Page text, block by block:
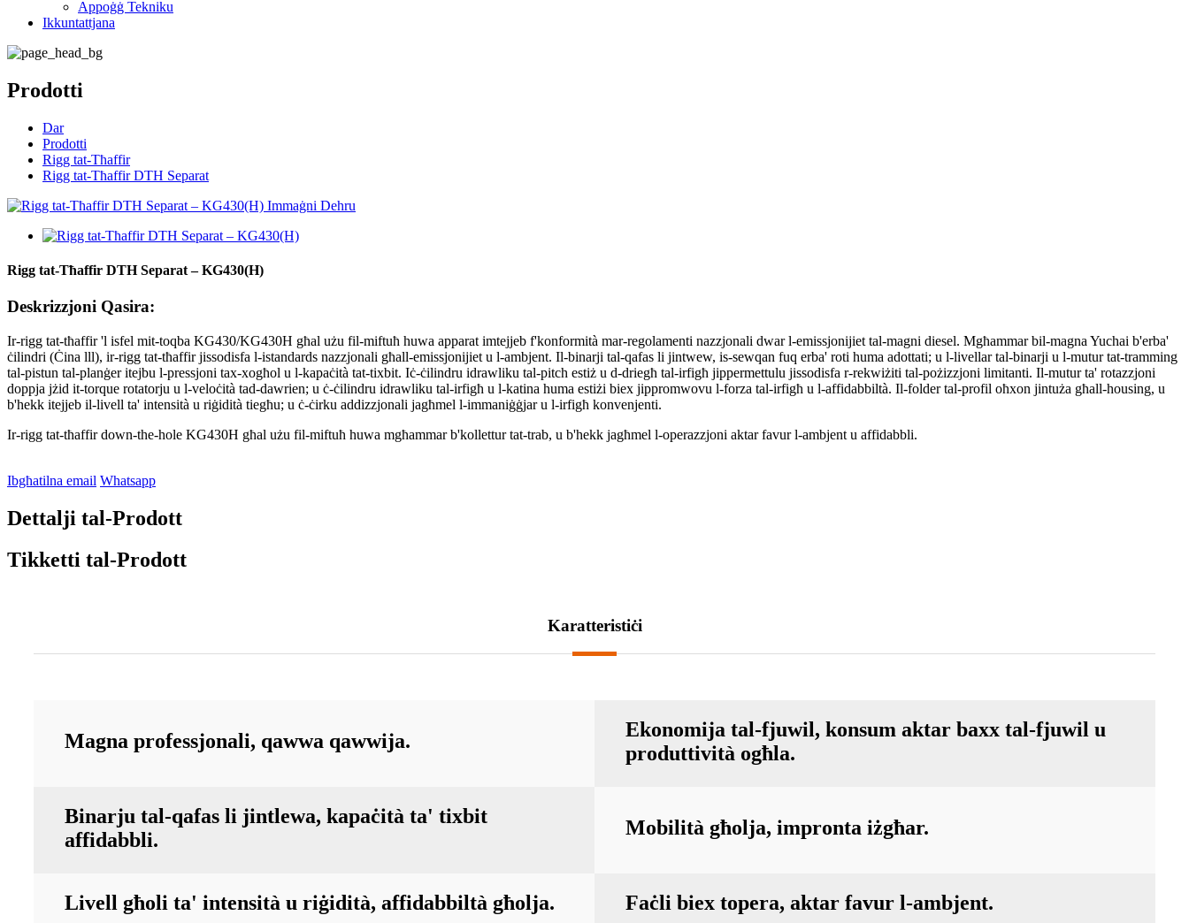
Appoġġ Tekniku
Ikkuntattjana
Prodotti
Dar
Prodotti
Rigg tat-Tħaffir
Rigg tat-Tħaffir DTH Separat
Rigg tat-Tħaffir DTH Separat – KG430(H)
Deskrizzjoni Qasira:
Ir-rigg tat-tħaffir 'l isfel mit-toqba KG430/KG430H għal użu fil-miftuħ huwa apparat imtejjeb f'konformità mar-regolamenti nazzjonali dwar l-emissjonijiet tal-magni diesel. Mgħammar bil-magna Yuchai b'erba'
ċilindri (Ċina lll), ir-rigg tat-tħaffir jissodisfa l-istandards nazzjonali għall-emissjonijiet u l-ambjent. Il-binarji tal-qafas li jintwew, is-sewqan fuq erba' roti huma adottati; u l-livellar tal-binarji u l-mutur tat-tramming
tal-pistun tal-planġer itejbu l-pressjoni tax-xogħol u l-kapaċità tat-tixbit. Iċ-ċilindru idrawliku tal-pitch estiż u d-driegħ tal-irfigħ jippermettulu jissodisfa r-rekwiżiti tal-pożizzjoni limitanti. Il-mutur ta' rotazzjoni
doppja jżid it-torque rotatorju u l-veloċità tad-dawrien; u ċ-ċilindru idrawliku tal-irfigħ u l-katina huma estiżi biex jippromwovu l-forza tal-irfigħ u l-affidabbiltà. Il-folder tal-profil oħxon jintuża għall-housing, u
b'hekk itejjeb il-livell ta' intensità u riġidità tiegħu; u ċ-ċirku addizzjonali jagħmel l-immaniġġjar u l-irfigħ konvenjenti.
Ir-rigg tat-tħaffir down-the-hole KG430H għal użu fil-miftuħ huwa mgħammar b'kollettur tat-trab, u b'hekk jagħmel l-operazzjoni aktar favur l-ambjent u affidabbli.
Ibgħatilna email Whatsapp
Dettalji tal-Prodott
Tikketti tal-Prodott
Karatteristiċi
Magna professjonali, qawwa qawwija.
Ekonomija tal-fjuwil, konsum aktar baxx tal-fjuwil u
produttività ogħla.
Binarju tal-qafas li jintlewa, kapaċità ta' tixbit
affidabbli.
Mobilità għolja, impronta iżgħar.
Livell għoli ta' intensità u riġidità, affidabbiltà għolja. Faċli biex topera, aktar favur l-ambjent.